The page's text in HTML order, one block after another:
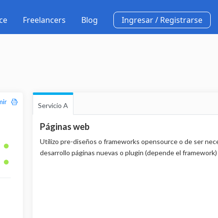
Freelancers Blog Ingresar / Registrarse
Servicio A
Páginas web
Utilizo pre-diseños o frameworks opensource o de ser
desarrollo páginas nuevas o plugin (depende el framework)